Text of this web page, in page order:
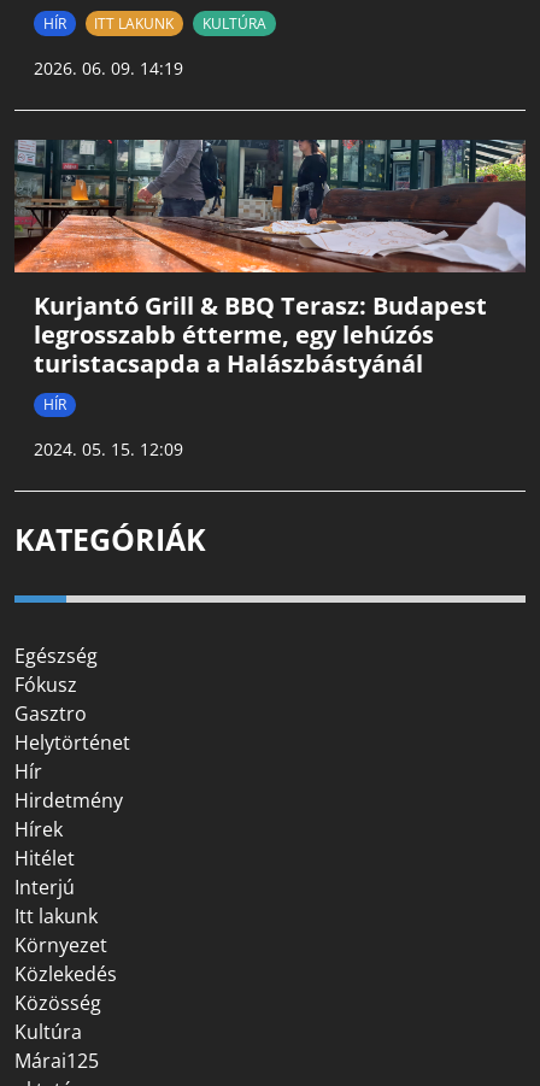
HÍR ITT LAKUNK KULTÚRA
2026. 06. 09. 14:19
Kurjantó Grill & BBQ Terasz: Budapest
legrosszabb étterme, egy lehúzós
turistacsapda a Halászbástyánál
HÍR
2024. 05. 15. 12:09
KATEGÓRIÁK
Egészség
Fókusz
Gasztro
Helytörténet
Hír
Hirdetmény
Hírek
Hitélet
Interjú
Itt lakunk
Környezet
Közlekedés
Közösség
Kultúra
Márai125